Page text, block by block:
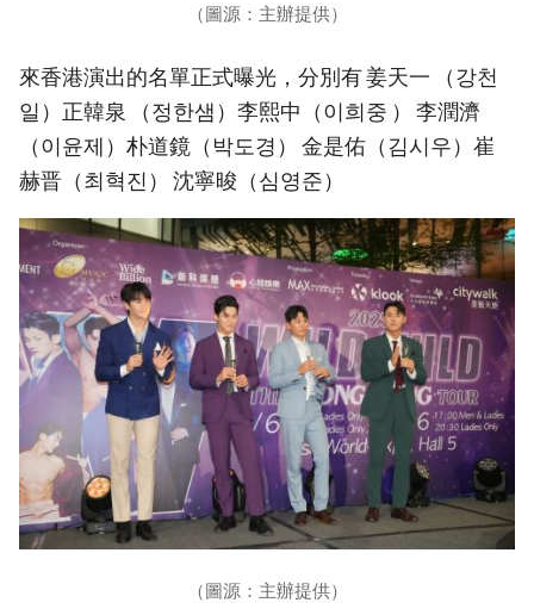
（圖源：主辦提供）
來香港演出的名單正式曝光，分別有 姜天一 （강천
일）正韓泉 （정한샘）李熙中（이희중 ） 李潤濟
（이윤제）朴道鏡（박도경） 金是佑（김시우）崔
赫晋（최혁진） 沈寧晙（심영준）
（圖源：主辦提供）